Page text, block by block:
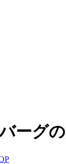
ーグ